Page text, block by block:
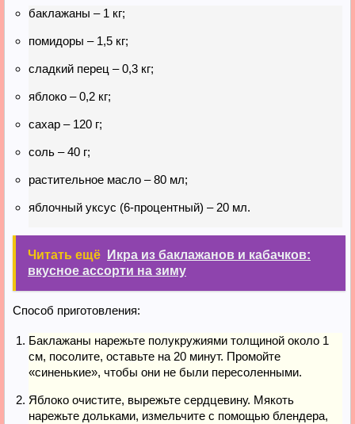
баклажаны – 1 кг;
помидоры – 1,5 кг;
сладкий перец – 0,3 кг;
яблоко – 0,2 кг;
сахар – 120 г;
соль – 40 г;
растительное масло – 80 мл;
яблочный уксус (6-процентный) – 20 мл.
Читать ещё
Икра из баклажанов и кабачков:
вкусное ассорти на зиму
Способ приготовления:
Баклажаны нарежьте полукружиями толщиной около 1
см, посолите, оставьте на 20 минут. Промойте
«синенькие», чтобы они не были пересоленными.
Яблоко очистите, вырежьте сердцевину. Мякоть
нарежьте дольками, измельчите с помощью блендера,